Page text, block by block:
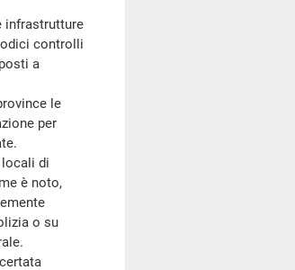
infrastrutture
controlli
a
le
per
di
è noto,
o su